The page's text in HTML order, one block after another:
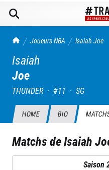
TrashTalk Actu NBA
Joueurs NBA Isaiah Joe
Isaiah
Joe
THUNDER · #11 · SG
HOME BIO
Matchs deIsaiah
Saison